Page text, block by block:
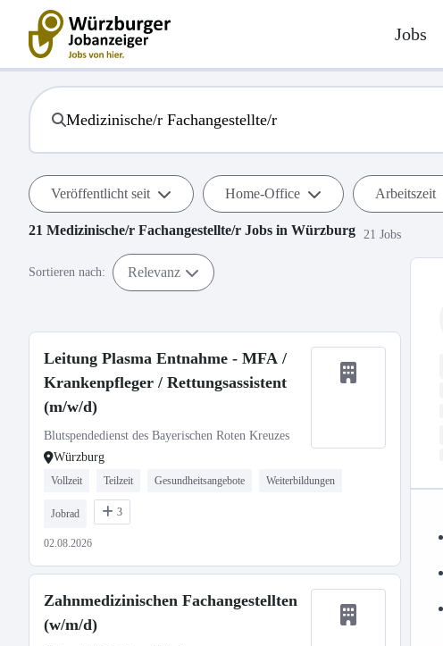
Jobs
Veröffentlicht seit Home-Office Arbeitszeit
21 Medizinische/r Fachangestellte/r Jobs in Würzburg 21 Jobs
Sortieren nach: Relevanz
Leitung Plasma Entnahme - MFA /
Krankenpfleger / Rettungsassistent
(m/w/d)
Blutspendedienst des Bayerischen Roten Kreuzes
Würzburg
Vollzeit Teilzeit Gesundheitsangebote Weiterbildungen
Jobrad 3
02.08.2026
Zahnmedizinischen Fachangestellten
(w/m/d)